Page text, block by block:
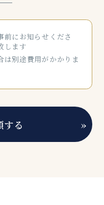
前にお知らせくださ
します
は別途費用がかかりま
する »